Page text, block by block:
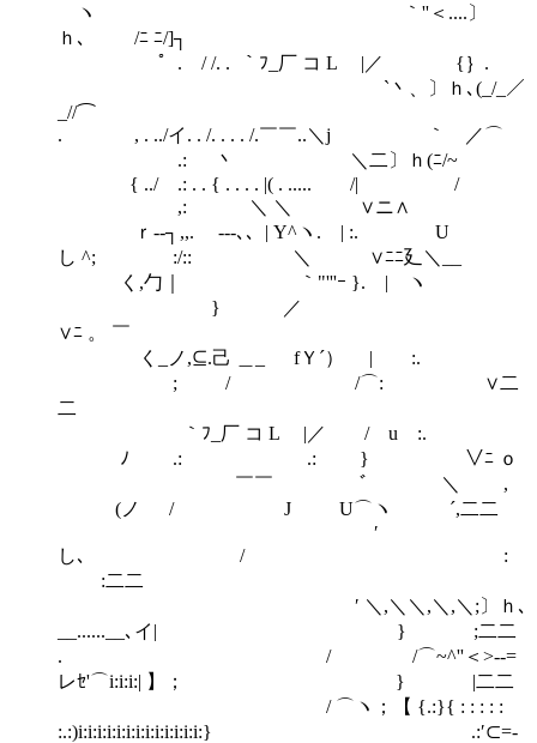
ヽ ｀''＜....〕
ｈ､ /ﾆ ﾆ/]┐
゜. / /. . ｀ﾌ_厂 コ L |／ {｝.
`丶、〕ｈ､(_/_／
_//⌒
. , . ../イ. . /. . . . /.￣￣..＼j ｀ ／⌒
.: 丶 ＼二〕ｈ(ﾆ/~
{ ../ .: . . { . . . . |( . ..... /| /
,: ＼ ＼ ∨ニ∧
ｒ‐‐┐ ,,. -‐-､、| Υ^ヽ. | :. U
し ^; :/:: ＼ ∨ﾆﾆ廴＼__
く,勹｜ ｀"'''ｰ }. | ヽ
} ／
∨ﾆ 。 ￣
く_ノ,⊆.己 ＿_ fＹ´） | :.
; / /⌒: ∨二
二
｀ﾌ_厂 コ L |／ / u :.
ﾉ .: .: } ∨ﾆ ｏ
￣￣ ﾞ ＼ ,
(ノ / J U⌒ヽ ´,二二
′
し､ / :
:二二
′ ＼,＼＼,＼,＼;〕ｈ､
__......__､イ| } ;二二
. / /⌒~^''＜>‐‐=
レｾ'⌒i:i:i:| 】； } |二二
/ ⌒ヽ；【 {.:}{ : : : : :
:.:)i:i:i:i:i:i:i:i:i:i:i:i:i:} .:′⊂=-